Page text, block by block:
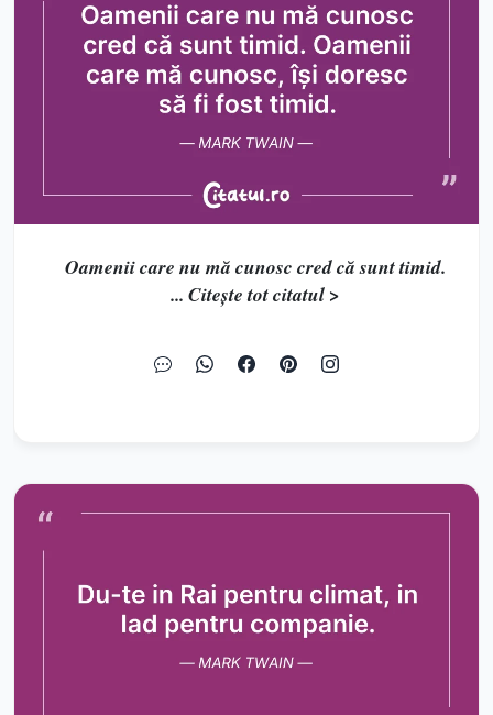
Oamenii care nu mă cunosc cred că sunt timid.
... Citește tot citatul >